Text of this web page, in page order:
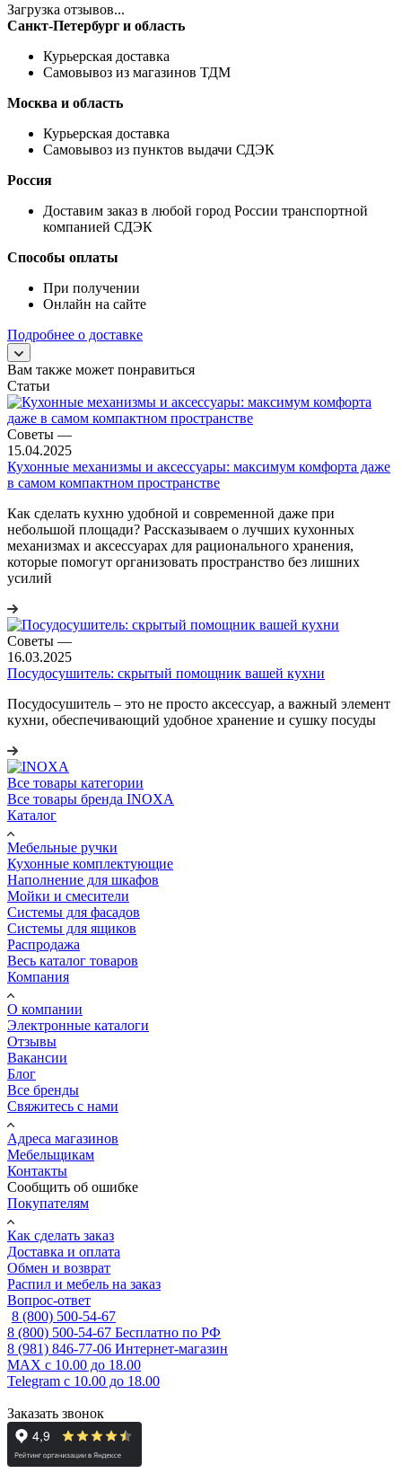
Загрузка отзывов...
Санкт-Петербург и область
Курьерская доставка
Самовывоз из магазинов ТДМ
Москва и область
Курьерская доставка
Самовывоз из пунктов выдачи СДЭК
Россия
Доставим заказ в любой город России транспортной
компанией СДЭК
Способы оплаты
При получении
Онлайн на сайте
Подробнее о доставке
Вам также может понравиться
Статьи
Советы —
15.04.2025
Кухонные механизмы и аксессуары: максимум комфорта даже
в самом компактном пространстве
Как сделать кухню удобной и современной даже при
небольшой площади? Рассказываем о лучших кухонных
механизмах и аксессуарах для рационального хранения,
которые помогут организовать пространство без лишних
усилий
Советы —
16.03.2025
Посудосушитель: скрытый помощник вашей кухни
Посудосушитель – это не просто аксессуар, а важный элемент
кухни, обеспечивающий удобное хранение и сушку посуды
Все товары категории
Все товары бренда INOXA
Каталог
Мебельные ручки
Кухонные комплектующие
Наполнение для шкафов
Мойки и смесители
Системы для фасадов
Системы для ящиков
Распродажа
Весь каталог товаров
Компания
О компании
Электронные каталоги
Отзывы
Вакансии
Блог
Все бренды
Свяжитесь с нами
Адреса магазинов
Мебельщикам
Контакты
Сообщить об ошибке
Покупателям
Как сделать заказ
Доставка и оплата
Обмен и возврат
Распил и мебель на заказ
Вопрос-ответ
8 (800) 500-54-67
8 (800) 500-54-67 Бесплатно по РФ
8 (981) 846-77-06 Интернет-магазин
MAX с 10.00 до 18.00
Telegram с 10.00 до 18.00
Заказать звонок